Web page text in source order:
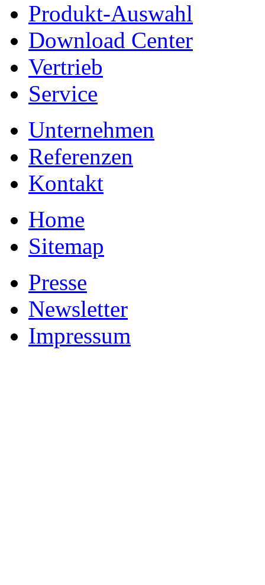
Produkt-Auswahl
Download Center
Vertrieb
Service
Unternehmen
Referenzen
Kontakt
Home
Sitemap
Presse
Newsletter
Impressum